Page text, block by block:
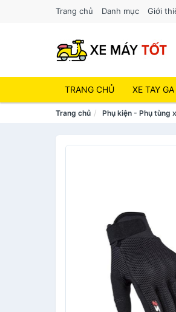
Trang chủ Danh mục Giới
TRANG CHỦ XE TAY GA
Trang chủ Phụ kiện - Phụ tùng